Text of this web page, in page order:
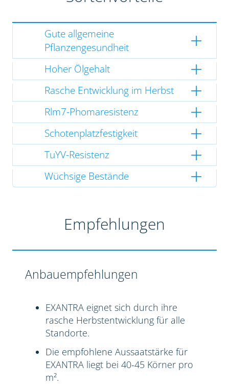
Gute allgemeine
Pflanzengesundheit
Hoher Ölgehalt
Rasche Entwicklung im Herbst
Rlm7-Phomaresistenz
Schotenplatzfestigkeit
TuYV-Resistenz
Wüchsige Bestände
Empfehlungen
Anbauempfehlungen
EXANTRA eignet sich durch ihre
rasche Herbstentwicklung für alle
Standorte.
Die empfohlene Aussaatstärke für
EXANTRA liegt bei 40-45 Körner pro
m².